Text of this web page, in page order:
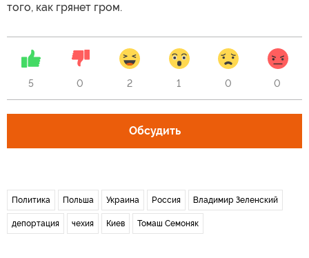
того, как грянет гром.
5 0 2 1 0 0
Обсудить
Политика Польша Украина Россия Владимир Зеленский
депортация чехия Киев Томаш Семоняк